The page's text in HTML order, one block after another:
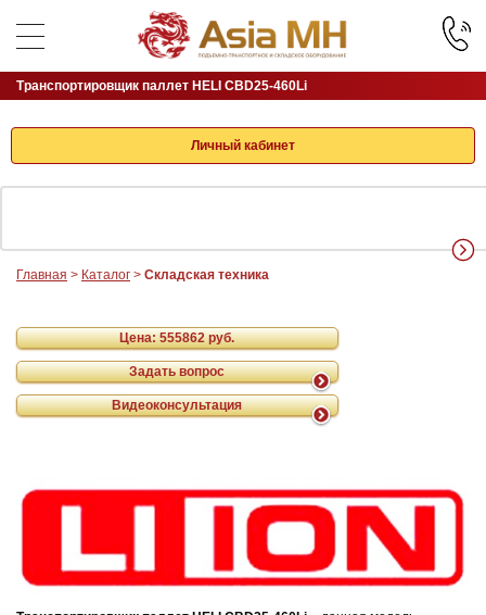
Личный кабинет
Главная > Каталог > Складская техника
Транспортировщик паллет HELI CBD25-460Li
Цена: 555862 руб.
Задать вопрос
Видеоконсультация